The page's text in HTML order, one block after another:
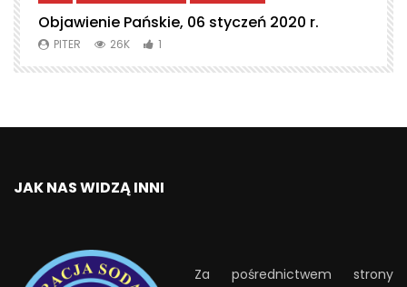
Objawienie Pańskie, 06 styczeń 2020 r.
PITER 26K 1
JAK NAS WIDZĄ INNI
Za pośrednictwem strony